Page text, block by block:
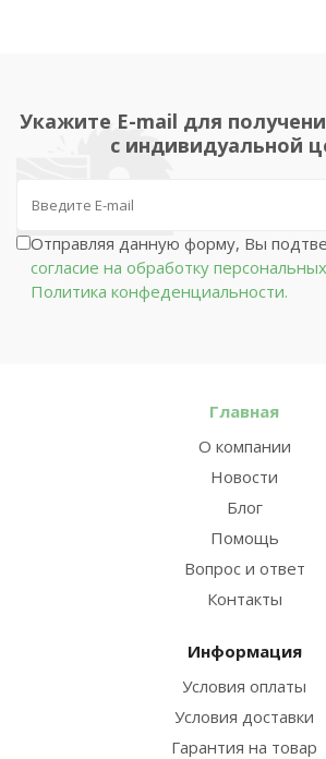
Укажите E-mail для
с индивидуальной
Отправляя данную форму, Вы
согласие на обработку
Политика конфеденциальности.
Главная
О компании
Новости
Блог
Помощь
Вопрос и ответ
Контакты
Информация
Условия оплаты
Условия доставки
Гарантия на товар